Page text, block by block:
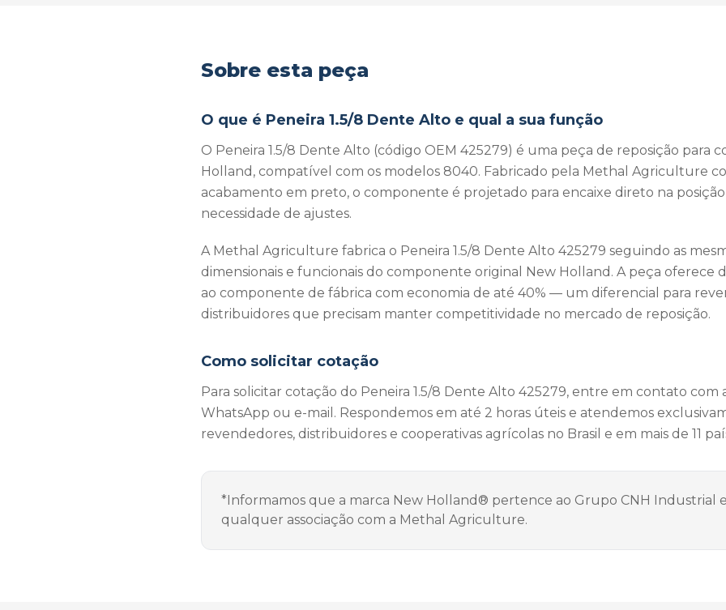
Sobre esta peça
O que é Peneira 1.5/8 Dente Alto e qual a sua função
O Peneira 1.5/8 Dente Alto (código OEM 425279) é uma peça de reposição para
Holland, compatível com os modelos 8040. Fabricado pela Methal Agriculture
acabamento em preto, o componente é projetado para encaixe direto na
necessidade de ajustes.
A Methal Agriculture fabrica o Peneira 1.5/8 Dente Alto 425279 seguindo as
dimensionais e funcionais do componente original New Holland. A peça oferece
ao componente de fábrica com economia de até 40% — um diferencial para
distribuidores que precisam manter competitividade no mercado de reposição.
Como solicitar cotação
Para solicitar cotação do Peneira 1.5/8 Dente Alto 425279, entre em contato com
WhatsApp ou e-mail. Respondemos em até 2 horas úteis e atendemos
revendedores, distribuidores e cooperativas agrícolas no Brasil e em mais de 11
*Informamos que a marca New Holland® pertence ao Grupo CNH Industrial
qualquer associação com a Methal Agriculture.